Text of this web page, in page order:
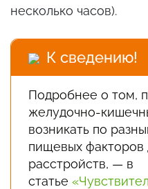
несколько часов).
К сведению!
Подробнее о том,
желудочно-
возникать по
пищевых факторов
расстройств, — в
статье